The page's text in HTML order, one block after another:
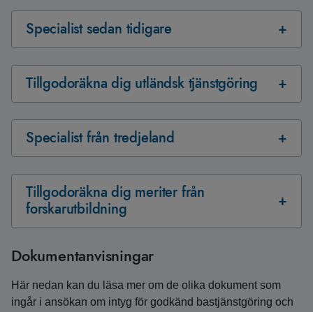
Specialist sedan tidigare
Tillgodoräkna dig utländsk tjänstgöring
Specialist från tredjeland
Tillgodoräkna dig meriter från
forskarutbildning
Dokumentanvisningar
Här nedan kan du läsa mer om de olika dokument som
ingår i ansökan om intyg för godkänd bastjänstgöring och